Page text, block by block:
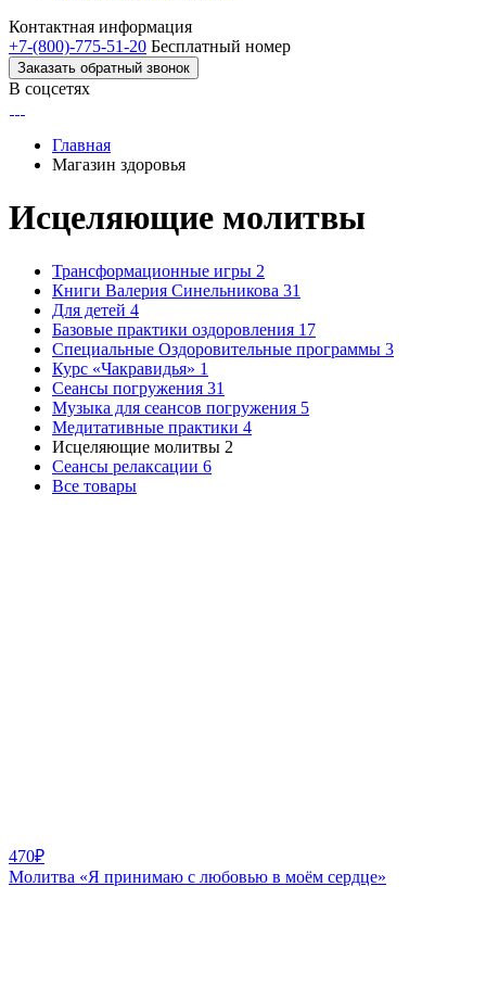
Контактная информация
+7-(800)-775-51-20 Бесплатный номер
Заказать обратный звонок
В соцсетях
Главная
Магазин здоровья
Исцеляющие молитвы
Трансформационные игры 2
Книги Валерия Синельникова 31
Для детей 4
Базовые практики оздоровления 17
Специальные Оздоровительные программы 3
Курс «Чакравидья» 1
Сеансы погружения 31
Музыка для сеансов погружения 5
Медитативные практики 4
Исцеляющие молитвы 2
Сеансы релаксации 6
Все товары
470₽
Молитва «Я принимаю с любовью в моём сердце»